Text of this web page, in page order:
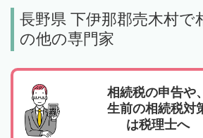
長野県 下伊那郡売木村で
の他の専門家
相続税の申告や、
生前の相続税対
は税理士へ